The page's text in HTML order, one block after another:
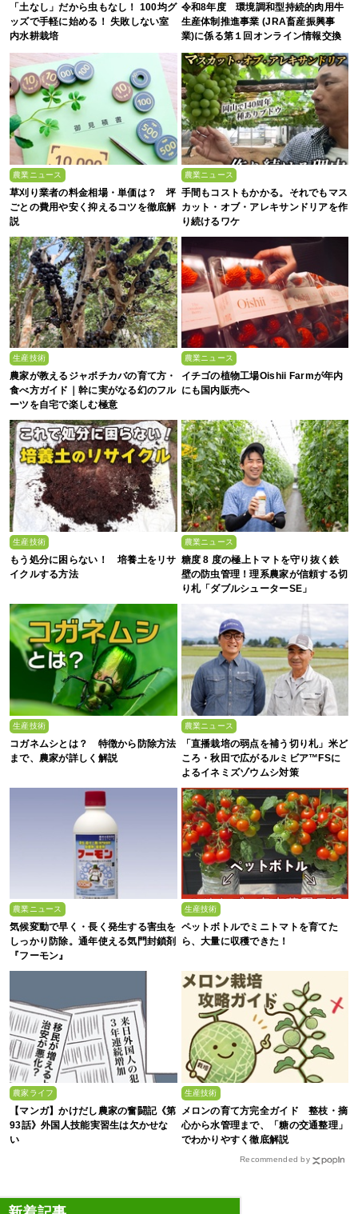
「土なし」だから虫もなし！ 100均グ
ッズで手軽に始める！ 失敗しない室
内水耕栽培
令和8年度 環境調和型持続的肉用牛
生産体制推進事業 (JRA畜産振興事
業)に係る第１回オンライン情報交換
会
農業ニュース
草刈り業者の料金相場・単価は？ 坪
ごとの費用や安く抑えるコツを徹底解
説
農業ニュース
手間もコストもかかる。それでもマス
カット・オブ・アレキサンドリアを作
り続けるワケ
生産技術
農家が教えるジャボチカバの育て方・
食べ方ガイド｜幹に実がなる幻のフル
ーツを自宅で楽しむ極意
農業ニュース
イチゴの植物工場Oishii Farmが年内
にも国内販売へ
生産技術
もう処分に困らない！ 培養土をリサ
イクルする方法
農業ニュース
糖度 8 度の極上トマトを守り抜く鉄
壁の防虫管理！理系農家が信頼する切
り札「ダブルシューターSE」
生産技術
コガネムシとは？ 特徴から防除方法
まで、農家が詳しく解説
農業ニュース
「直播栽培の弱点を補う切り札」米ど
ころ・秋田で広がるルミビア™FSに
よるイネミズゾウムシ対策
農業ニュース
気候変動で早く・長く発生する害虫を
しっかり防除。通年使える気門封鎖剤
『フーモン』
生産技術
ペットボトルでミニトマトを育てた
ら、大量に収穫できた！
農家ライフ
【マンガ】かけだし農家の奮闘記《第
93話》外国人技能実習生は欠かせな
い
生産技術
メロンの育て方完全ガイド 整枝・摘
心から水管理まで、「糖の交通整理」
でわかりやすく徹底解説
Recommended by